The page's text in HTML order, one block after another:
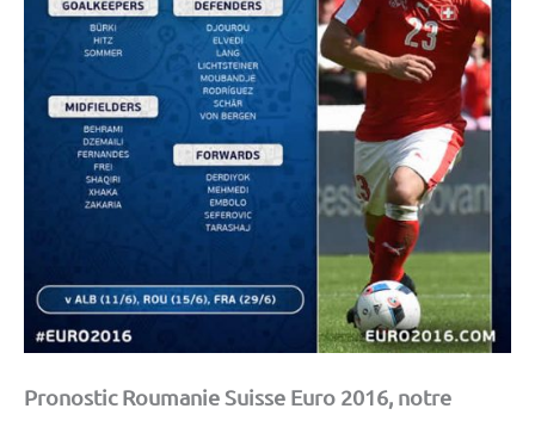
Pronostic Roumanie Suisse Euro 2016, notre